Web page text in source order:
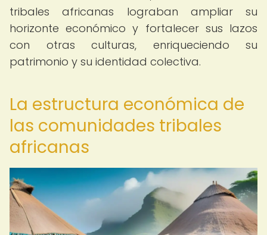
tribales africanas lograban ampliar su
horizonte económico y fortalecer sus lazos
con otras culturas, enriqueciendo su
patrimonio y su identidad colectiva.
La estructura económica de
las comunidades tribales
africanas